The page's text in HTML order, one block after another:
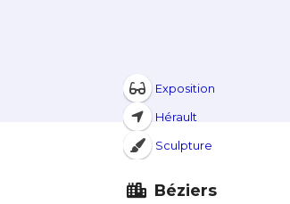
Exposition
Hérault
Sculpture
Béziers